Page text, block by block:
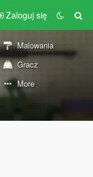
Zaloguj się
Malowania
Gracz
More